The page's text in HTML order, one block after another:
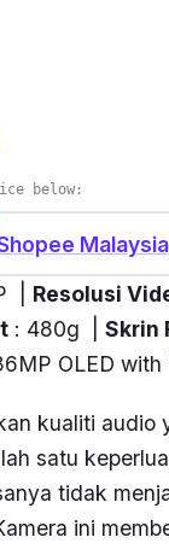
below:
Malaysia
| Resolusi
: 480g | Skrin
OLED with
kualiti audio
satu
tidak
ini